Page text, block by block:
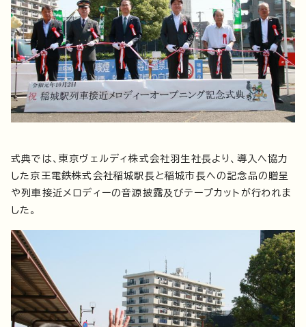
式典では、東京ヴェルディ株式会社羽生社長より、導入へ協力
した京王電鉄株式会社稲城駅長と稲城市長への記念品の贈呈
や列車接近メロディーの音源披露及びテープカットが行われま
した。